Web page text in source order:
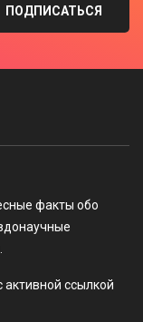
ПОДПИСАТЬСЯ
факты обо
активной ссылкой